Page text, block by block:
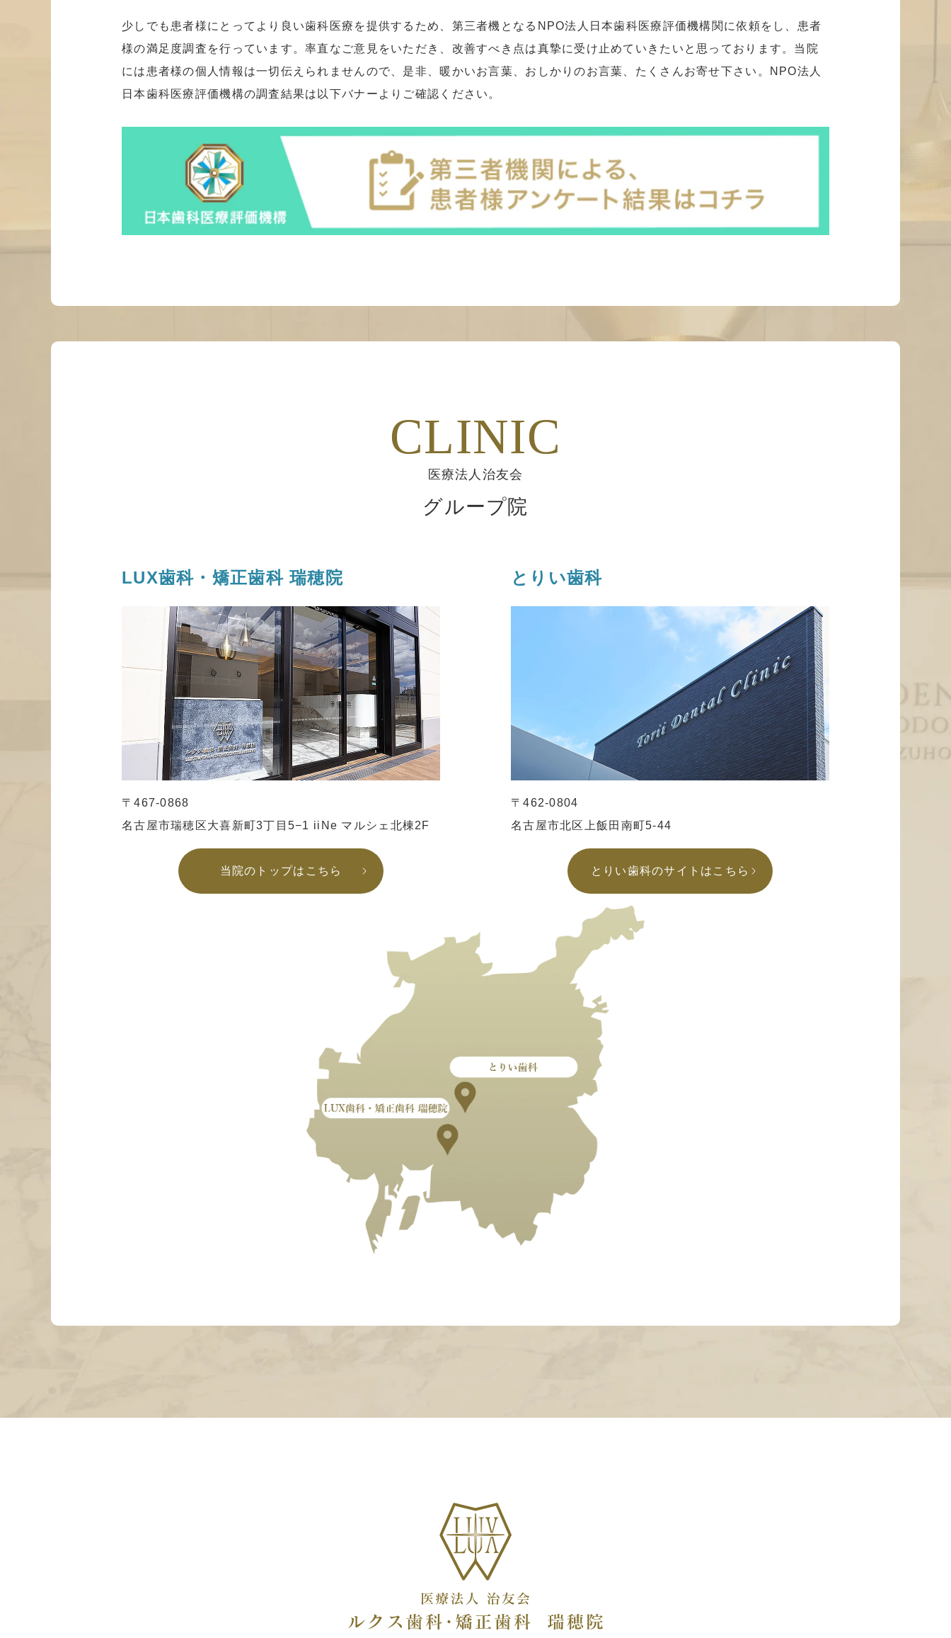
少しでも患者様にとってより良い歯科医療を提供するため、第三者機となるNPO法人日本歯科医療評価機構関に依頼をし、患者
様の満足度調査を行っています。率直なご意見をいただき、改善すべき点は真摯に受け止めていきたいと思っております。当院
には患者様の個人情報は一切伝えられませんので、是非、暖かいお言葉、おしかりのお言葉、たくさんお寄せ下さい。NPO法人
日本歯科医療評価機構の調査結果は以下バナーよりご確認ください。
CLINIC
医療法人治友会
グループ院
LUX歯科・矯正歯科瑞穂院
〒467-0868
名古屋市瑞穂区大喜新町3丁目5−1 iiNe マルシェ北棟2F
当院のトップはこちら
とりい歯科
〒462-0804
名古屋市北区上飯田南町5-44
とりい歯科のサイトはこちら